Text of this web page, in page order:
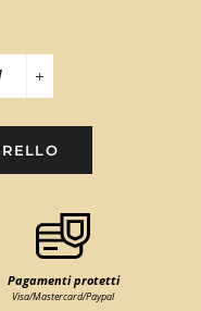
+
Pagamenti protetti
Visa/Mastercard/Paypal